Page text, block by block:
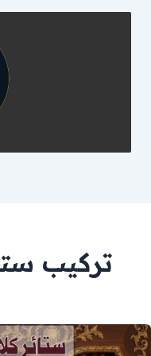
تركيب